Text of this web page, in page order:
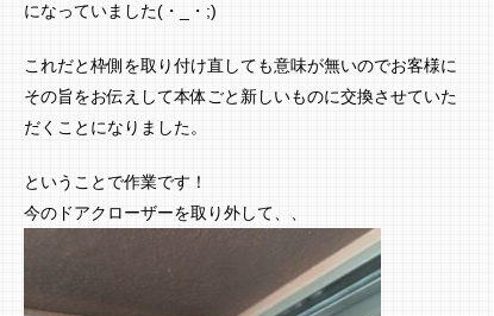
になっていました(・_・;)
これだと枠側を取り付け直しても意味が無いのでお客様に
その旨をお伝えして本体ごと新しいものに交換させていた
だくことになりました。
ということで作業です！
今のドアクローザーを取り外して、、